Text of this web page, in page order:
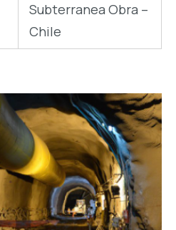
Subterranea Obra –
Chile